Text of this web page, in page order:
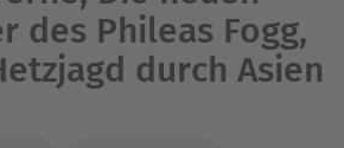
des Phileas Fogg,
durch Asien